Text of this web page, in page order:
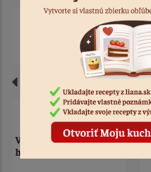
Vykrajovačka ovečka